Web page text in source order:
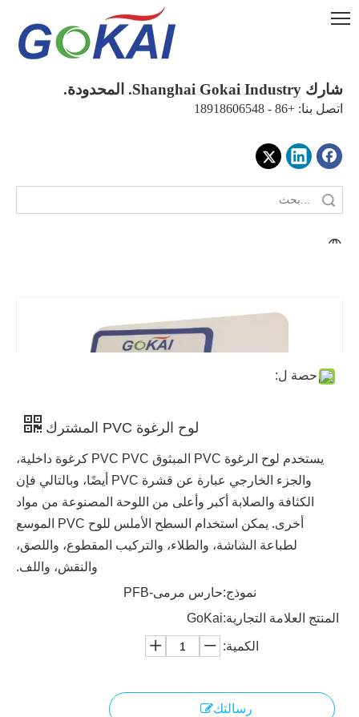
شارك Shanghai Gokai Industry. المحدودة.
اتصل بنا: +86 - 18918606548
حصة ل:
لوح الرغوة PVC المشترك
يستخدم لوح الرغوة PVC المبثوق PVC PVC كرغوة داخلية،
والجزء الخارجي عبارة عن قشرة PVC أيضًا، وبالتالي فإن
الكثافة والصلابة أكبر وأعلى من اللوحة المصنوعة من مواد
أخرى. يمكن استخدام السطح الأملس للوح PVC الموسع
لطباعة الشاشة، والطلاء، والتركيب المقطوع، واللصق،
والنقش، واللف.
نموذج:حارس مرمى-PFB
المنتج العلامة التجارية:GoKai
الكمية:
رسالتك